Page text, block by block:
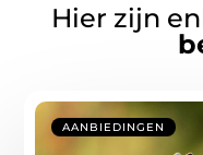
Hier zijn
AANBIEDINGEN